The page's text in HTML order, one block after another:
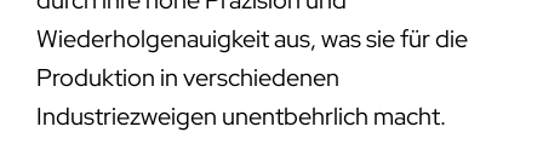
Wiederholgenauigkeit aus, was sie für die
Produktion in verschiedenen
Industriezweigen unentbehrlich macht.